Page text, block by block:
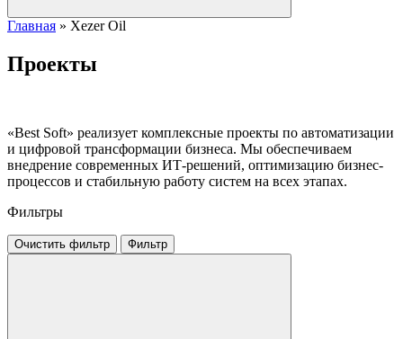
Главная » Xezer Oil
Проекты
«Best Soft» реализует комплексные проекты по автоматизации
и цифровой трансформации бизнеса. Мы обеспечиваем
внедрение современных ИТ-решений, оптимизацию бизнес-
процессов и стабильную работу систем на всех этапах.
Фильтры
Очистить фильтр Фильтр